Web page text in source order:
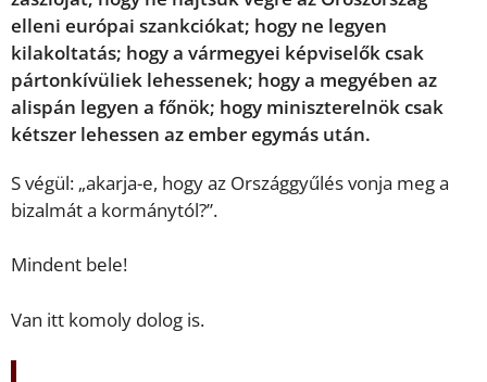
elleni európai szankciókat; hogy ne legyen
kilakoltatás; hogy a vármegyei képviselők csak
pártonkívüliek lehessenek; hogy a megyében az
alispán legyen a főnök; hogy miniszterelnök csak
kétszer lehessen az ember egymás után.
S végül: „akarja-e, hogy az Országgyűlés vonja meg a
bizalmát a kormánytól?”.
Mindent bele!
Van itt komoly dolog is.